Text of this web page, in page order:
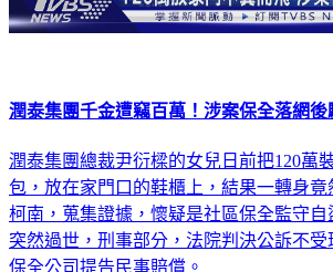
潤泰集團千金遭竊百萬！涉案保全落網
潤泰集團總裁尹衍樑的女兒日前把120萬
包，放在家門口的鞋櫃上，結果一轉身
柯南，蒐集證據，懷疑是社區保全監守
突然過世，刑事部分，法院判決公訴不
保全公司提告民事賠償。